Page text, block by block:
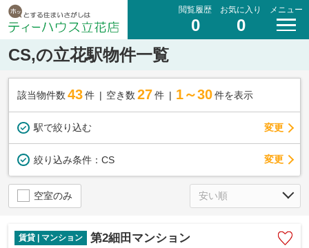
閲覧履歴
0
お気に入り
0
メニュー
CS,の立花駅物件一覧
該当物件数 43件 空き数 27 件 1～30 件を表示
駅で絞り込む 変更
絞り込み条件： CS 変更
空室のみ
賃貸 | マンション 第2細田マンション